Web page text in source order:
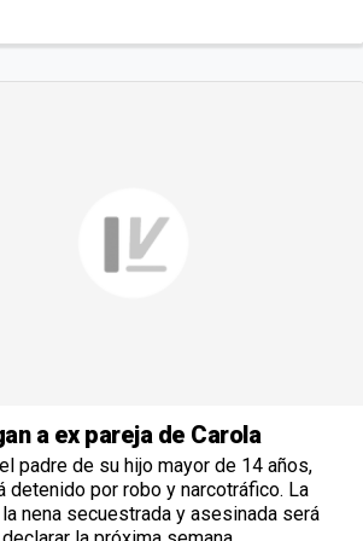
a ex pareja de Carola
padre de su hijo mayor de 14 años,
detenido por robo y narcotráfico. La
nena secuestrada y asesinada será